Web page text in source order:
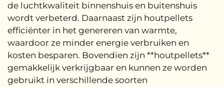
de luchtkwaliteit binnenshuis en buitenshuis
wordt verbeterd. Daarnaast zijn houtpellets
efficiënter in het genereren van warmte,
waardoor ze minder energie verbruiken en
kosten besparen. Bovendien zijn **houtpellets**
gemakkelijk verkrijgbaar en kunnen ze worden
gebruikt in verschillende soorten